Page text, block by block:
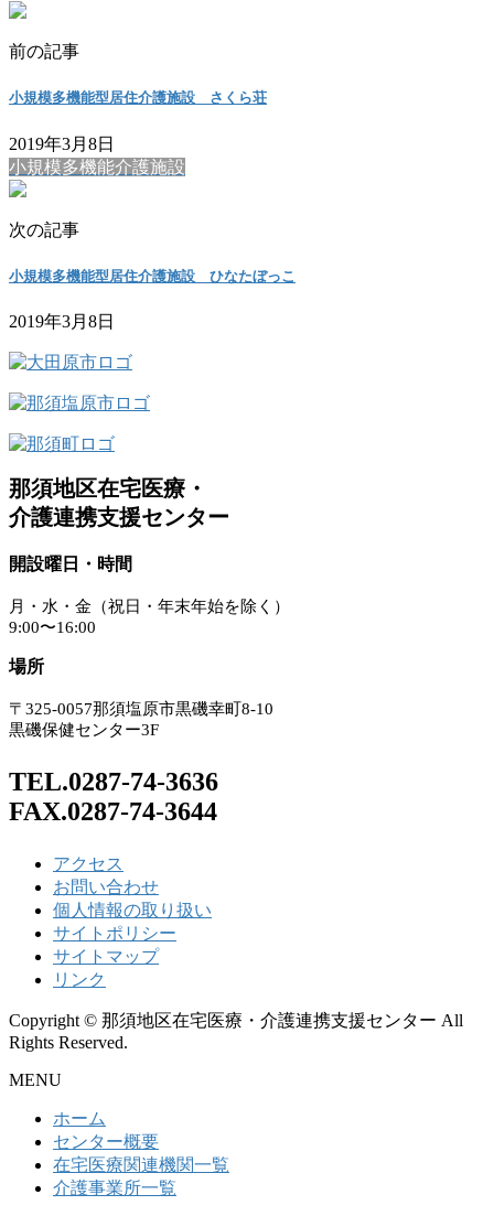
前の記事
小規模多機能型居住介護施設 さくら荘
2019年3月8日
小規模多機能介護施設
次の記事
小規模多機能型居住介護施設 ひなたぼっこ
2019年3月8日
那須地区在宅医療・
介護連携支援センター
開設曜日・時間
月・水・金（祝日・年末年始を除く）
9:00〜16:00
場所
〒325-0057那須塩原市黒磯幸町8-10
黒磯保健センター3F
TEL.0287-74-3636
FAX.0287-74-3644
アクセス
お問い合わせ
個人情報の取り扱い
サイトポリシー
サイトマップ
リンク
Copyright © 那須地区在宅医療・介護連携支援センター All
Rights Reserved.
MENU
ホーム
センター概要
在宅医療関連機関一覧
介護事業所一覧